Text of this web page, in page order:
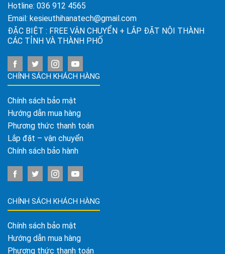
Hotline: 036 912 4565
Email: kesieuthihanatech@gmail.com
ĐẶC BIỆT : FREE VẬN CHUYỂN + LẮP ĐẶT NỘI THÀNH
CÁC TỈNH VÀ THÀNH PHỐ
CHÍNH SÁCH KHÁCH HÀNG
Chính sách bảo mật
Hướng dẫn mua hàng
Phương thức thanh toán
Lắp đặt – vận chuyển
Chính sách bảo hành
CHÍNH SÁCH KHÁCH HÀNG
Chính sách bảo mật
Hướng dẫn mua hàng
Phương thức thanh toán